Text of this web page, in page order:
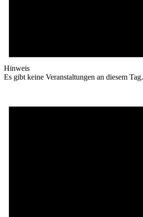
Hinweis
Es gibt keine Veranstaltungen an diesem Tag.